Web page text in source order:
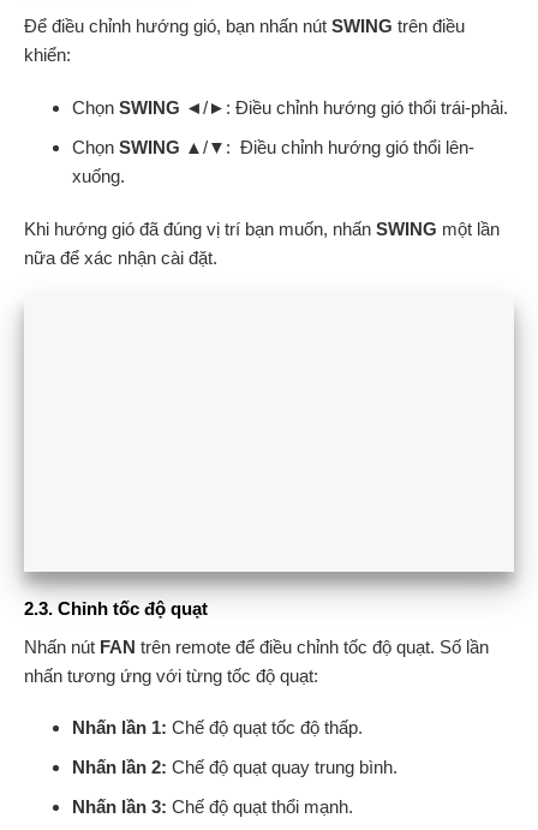
Để điều chỉnh hướng gió, bạn nhấn nút SWING trên điều
khiển:
Chọn SWING ◄/►: Điều chỉnh hướng gió thổi trái-phải.
Chọn SWING ▲/▼: Điều chỉnh hướng gió thổi lên-
xuống.
Khi hướng gió đã đúng vị trí bạn muốn, nhấn SWING một lần
nữa để xác nhận cài đặt.
2.3. Chỉnh tốc độ quạt
Nhấn nút FAN trên remote để điều chỉnh tốc độ quạt. Số lần
nhấn tương ứng với từng tốc độ quạt:
Nhấn lần 1: Chế độ quạt tốc độ thấp.
Nhấn lần 2: Chế độ quạt quay trung bình.
Nhấn lần 3: Chế độ quạt thổi mạnh.